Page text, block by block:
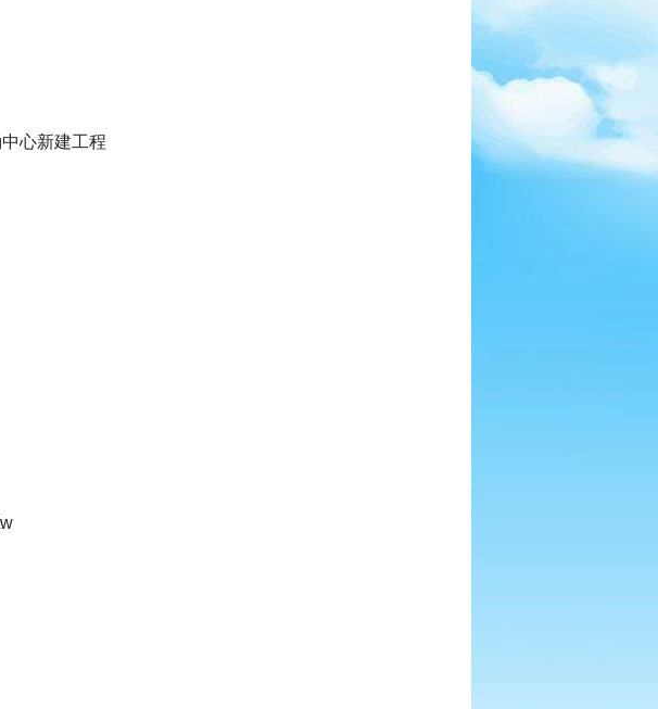
心新建工程